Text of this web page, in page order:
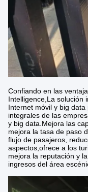
Confiando en las
Intelligence,La solución
Internet móvil y big
integrales de las
y big data.Mejora las
mejora la tasa de paso
flujo de pasajeros,
aspectos,ofrece a los
mejora la reputación y
ingresos del área